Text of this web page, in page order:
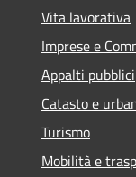
Vita lavorativa
Imprese e
Appalti pubblici
Catasto e
Turismo
Mobilità e